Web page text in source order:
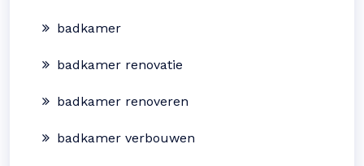
badkamer
badkamer renovatie
badkamer renoveren
badkamer verbouwen